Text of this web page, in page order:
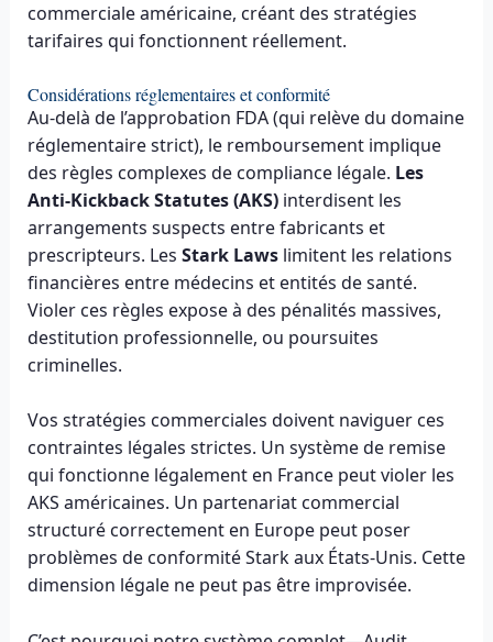
commerciale américaine, créant des stratégies
tarifaires qui fonctionnent réellement.
Considérations réglementaires et conformité
Au-delà de l’approbation FDA (qui relève du domaine
réglementaire strict), le remboursement implique
des règles complexes de compliance légale. Les
Anti-Kickback Statutes (AKS)interdisent les
arrangements suspects entre fabricants et
prescripteurs. Les Stark Lawslimitent les relations
financières entre médecins et entités de santé.
Violer ces règles expose à des pénalités massives,
destitution professionnelle, ou poursuites
criminelles.
Vos stratégies commerciales doivent naviguer ces
contraintes légales strictes. Un système de remise
qui fonctionne légalement en France peut violer les
AKS américaines. Un partenariat commercial
structuré correctement en Europe peut poser
problèmes de conformité Stark aux États-Unis. Cette
dimension légale ne peut pas être improvisée.